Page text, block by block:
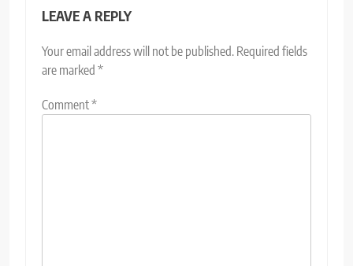
LEAVE A REPLY
Your email address will not be published. Required fields
are marked *
Comment*